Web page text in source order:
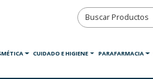
CUIDADO E HIGIENE PARAFARMACIA